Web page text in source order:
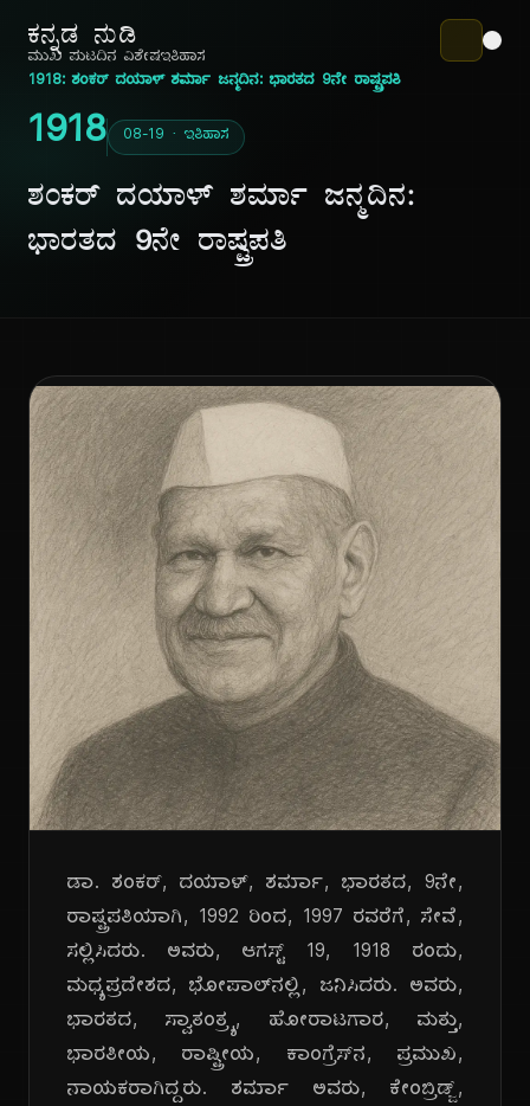
ಕನ್ನಡ ನುಡಿ
ಮುಖ ಪುಟದಿನ ವಿಶೇಷಇತಿಹಾಸ
1918: ಶಂಕರ್ ದಯಾಳ್ ಶರ್ಮಾ ಜನ್ಮದಿನ: ಭಾರತದ 9ನೇ ರಾಷ್ಟ್ರಪತಿ
1918 08-19 · ಇತಿಹಾಸ
ಶಂಕರ್ ದಯಾಳ್ ಶರ್ಮಾ ಜನ್ಮದಿನ:
ಭಾರತದ 9ನೇ ರಾಷ್ಟ್ರಪತಿ
ಡಾ. ಶಂಕರ್, ದಯಾಳ್, ಶರ್ಮಾ, ಭಾರತದ, 9ನೇ,
ರಾಷ್ಟ್ರಪತಿಯಾಗಿ, 1992 ರಿಂದ, 1997 ರವರೆಗೆ, ಸೇವೆ,
ಸಲ್ಲಿಸಿದರು. ಅವರು, ಆಗಸ್ಟ್ 19, 1918 ರಂದು,
ಮಧ್ಯಪ್ರದೇಶದ, ಭೋಪಾಲ್‌ನಲ್ಲಿ, ಜನಿಸಿದರು. ಅವರು,
ಭಾರತದ, ಸ್ವಾತಂತ್ರ್ಯ, ಹೋರಾಟಗಾರ, ಮತ್ತು,
ಭಾರತೀಯ, ರಾಷ್ಟ್ರೀಯ, ಕಾಂಗ್ರೆಸ್‌ನ, ಪ್ರಮುಖ,
ನಾಯಕರಾಗಿದ್ದರು. ಶರ್ಮಾ ಅವರು, ಕೇಂಬ್ರಿಡ್ಜ್,